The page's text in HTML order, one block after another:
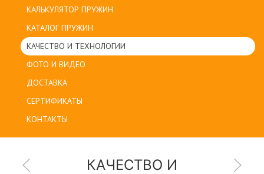
КАЛЬКУЛЯТОР ПРУЖИН
КАТАЛОГ ПРУЖИН
КАЧЕСТВО И ТЕХНОЛОГИИ
ФОТО И ВИДЕО
ДОСТАВКА
СЕРТИФИКАТЫ
КОНТАКТЫ
КАЧЕСТВО И